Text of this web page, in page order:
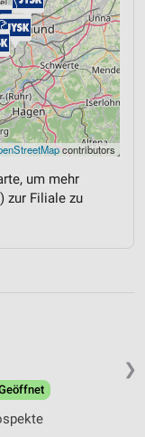
contributors
um mehr
zur Filiale zu
❯